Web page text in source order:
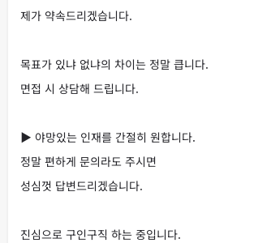
제가 약속드리겠습니다.
목표가 있냐 없냐의 차이는 정말 큽니다.
면접 시 상담해 드립니다.
▶ 야망있는 인재를 간절히 원합니다.
정말 편하게 문의라도 주시면
성심껏 답변드리겠습니다.
진심으로 구인구직 하는 중입니다.